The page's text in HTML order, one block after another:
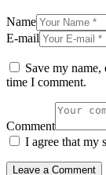
Name
E-mail
Save my
time I comment.
Comment
I agree that my